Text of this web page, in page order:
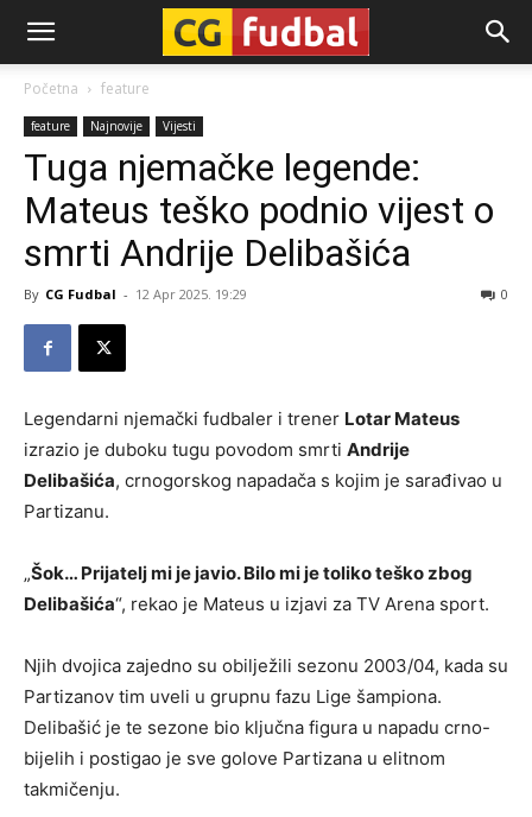
CG-
Fudbal
Početna feature
feature Najnovije Vijesti
Tuga njemačke legende:
Mateus teško podnio vijest o
smrti Andrije Delibašića
By CG Fudbal - 12 Apr 2025. 19:29 0
Legendarni njemački fudbaler i trener Lotar Mateus
izrazio je duboku tugu povodom smrti Andrije
Delibašića, crnogorskog napadača s kojim je sarađivao u
Partizanu.
„Šok… Prijatelj mi je javio. Bilo mi je toliko teško zbog
Delibašića“, rekao je Mateus u izjavi za TV Arena sport.
Njih dvojica zajedno su obilježili sezonu 2003/04, kada su
Partizanov tim uveli u grupnu fazu Lige šampiona.
Delibašić je te sezone bio ključna figura u napadu crno-
bijelih i postigao je sve golove Partizana u elitnom
takmičenju.